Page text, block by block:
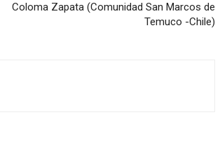
Coloma Zapata (Comunidad San Marcos de
Temuco -Chile)